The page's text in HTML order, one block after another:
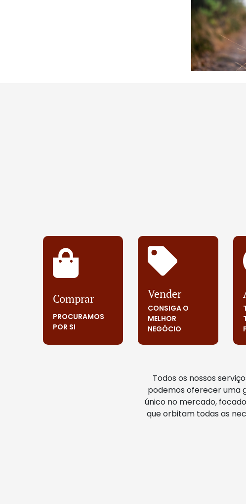
Comprar
PROCURAMOS
POR SI
Vender
CONSIGA O
MELHOR
NEGÓCIO
Todos os nossos
podemos oferecer uma
único no mercado,
que orbitam todas as